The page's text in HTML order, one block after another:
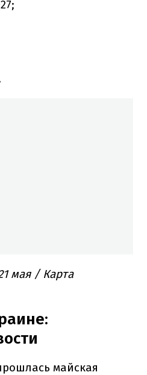
мая / Карта
майская